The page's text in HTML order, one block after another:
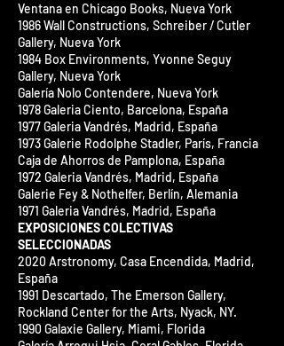
Ventana en Chicago Books, Nueva York
1986 Wall Constructions, Schreiber / Cutler
Gallery, Nueva York
1984 Box Environments, Yvonne Seguy
Gallery, Nueva York
Galería Nolo Contendere, Nueva York
1978 Galeria Ciento, Barcelona, ​​España
1977 Galeria Vandrés, Madrid, España
1973 Galerie Rodolphe Stadler, París, Francia
Caja de Ahorros de Pamplona, ​​España
1972 Galeria Vandrés, Madrid, España
Galerie Fey & Nothelfer, Berlín, Alemania
1971 Galeria Vandrés, Madrid, España
EXPOSICIONES COLECTIVAS
SELECCIONADAS
2020 Arstronomy, Casa Encendida, Madrid,
España
1991 Descartado, The Emerson Gallery,
Rockland Center for the Arts, Nyack, NY.
1990 Galaxie Gallery, Miami, Florida